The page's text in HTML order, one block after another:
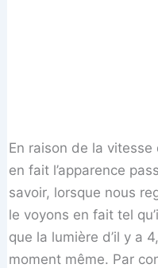
En raison de la
en fait l’apparence
savoir, lorsque nous
le voyons en fait tel
que la lumière d’il y a
moment même. Par